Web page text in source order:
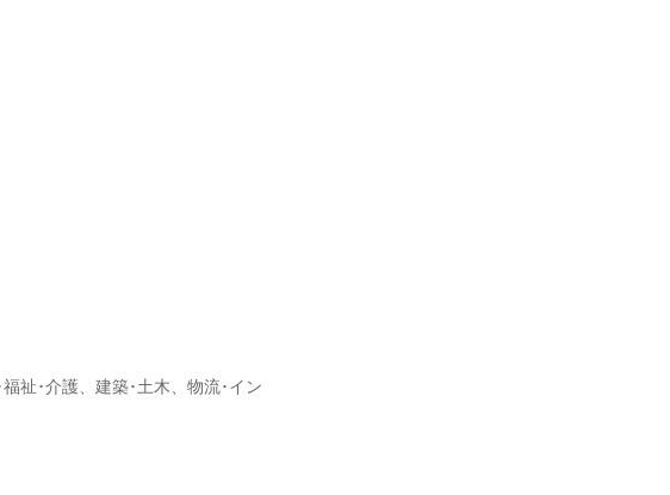
祉･介護、建築･土木、物流･イン